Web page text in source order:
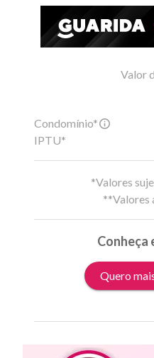
Valor
Condomínio*
IPTU*
*Valores
**Valores
Conheça
Quero